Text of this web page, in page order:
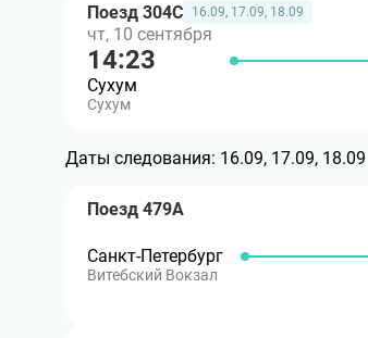
Поезд 304С 16.09, 17.09, 18.09
чт, 10 сентября
14:23
Сухум
Сухум
Даты следования: 16.09, 17.09, 18.09
Поезд 479А
Санкт-Петербург
Витебский Вокзал